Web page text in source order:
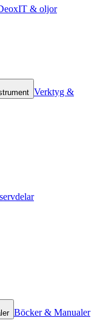
& oljor
Verktyg &
Böcker & Manualer